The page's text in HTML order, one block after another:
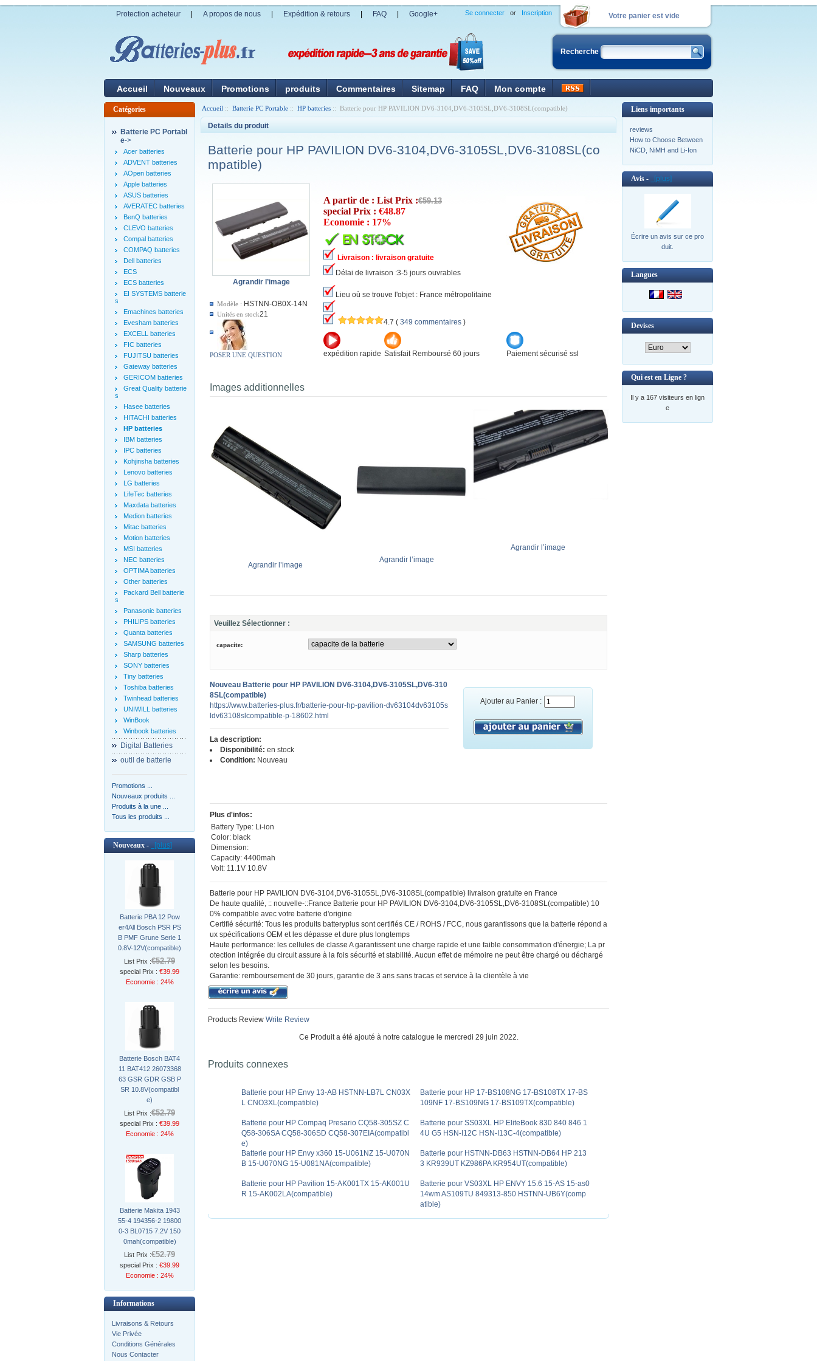
Protection acheteur A propos de nous Expédition & retours FAQ Google+ Votre panier est vide
Se connecter or Inscription
Recherche
Accueil Nouveaux Promotions produits Commentaires Sitemap FAQ Mon compte
Catégories
Batterie PC Portabl
e->
Acer batteries
ADVENT batteries
AOpen batteries
Apple batteries
ASUS batteries
AVERATEC batteries
BenQ batteries
CLEVO batteries
Compal batteries
COMPAQ batteries
Dell batteries
ECS
ECS batteries
EI SYSTEMS batterie
s
Emachines batteries
Evesham batteries
EXCELL batteries
FIC batteries
FUJITSU batteries
Gateway batteries
GERICOM batteries
Great Quality batterie
s
Hasee batteries
HITACHI batteries
HP batteries
IBM batteries
IPC batteries
Kohjinsha batteries
Lenovo batteries
LG batteries
LifeTec batteries
Maxdata batteries
Medion batteries
Mitac batteries
Motion batteries
MSI batteries
NEC batteries
OPTIMA batteries
Other batteries
Packard Bell batterie
s
Panasonic batteries
PHILIPS batteries
Quanta batteries
SAMSUNG batteries
Sharp batteries
SONY batteries
Tiny batteries
Toshiba batteries
Twinhead batteries
UNIWILL batteries
WinBook
Winbook batteries
Digital Batteries
outil de batterie
Promotions ...
Nouveaux produits ...
Produits à la une ...
Tous les produits ...
Nouveaux - [plus]
Batterie PBA 12 Pow
er4All Bosch PSR PS
B PMF Grune Serie 1
0.8V-12V(compatible)
List Prix :€52.79
special Prix : €39.99
Economie : 24%
Batterie Bosch BAT4
11 BAT412 26073368
63 GSR GDR GSB P
SR 10.8V(compatibl
e)
List Prix :€52.79
special Prix : €39.99
Economie : 24%
Batterie Makita 1943
55-4 194356-2 19800
0-3 BL0715 7.2V 150
0mah(compatible)
List Prix :€52.79
special Prix : €39.99
Economie : 24%
Informations
Livraisons & Retours
Vie Privée
Conditions Générales
Nous Contacter
Accueil :: Batterie PC Portable :: HP batteries :: Batterie pour HP PAVILION DV6-3104,DV6-3105SL,DV6-3108SL(compatible)
Details du produit
Batterie pour HP PAVILION DV6-3104,DV6-3105SL,DV6-3108SL(co
mpatible)
Agrandir l’image
Modèle : HSTNN-OB0X-14N
Unités en stock21
POSER UNE QUESTION
A partir de : List Prix :€59.13
special Prix : €48.87
Economie : 17%
Livraison : livraison gratuite
Délai de livraison :3-5 jours ouvrables
Lieu où se trouve l'objet : France métropolitaine
4.7 ( 349 commentaires )
expédition rapide Satisfait Remboursé 60 jours Paiement sécurisé ssl
Images additionnelles
Agrandir l’image
Agrandir l’image
Agrandir l’image
Veuillez Sélectionner :
capacite:
Ajouter au Panier :
Nouveau Batterie pour HP PAVILION DV6-3104,DV6-3105SL,DV6-310
8SL(compatible)
https://www.batteries-plus.fr/batterie-pour-hp-pavilion-dv63104dv63105s
ldv63108slcompatible-p-18602.html
La description:
Disponibilité: en stock
Condition: Nouveau
Plus d'infos:
Battery Type: Li-ion
Color: black
Dimension:
Capacity: 4400mah
Volt: 11.1V 10.8V
Batterie pour HP PAVILION DV6-3104,DV6-3105SL,DV6-3108SL(compatible) livraison gratuite en France
De haute qualité, :: nouvelle-::France Batterie pour HP PAVILION DV6-3104,DV6-3105SL,DV6-3108SL(compatible) 10
0% compatible avec votre batterie d'origine
Certifié sécurité: Tous les produits batteryplus sont certifiés CE / ROHS / FCC, nous garantissons que la batterie répond a
ux spécifications OEM et les dépasse et dure plus longtemps
Haute performance: les cellules de classe A garantissent une charge rapide et une faible consommation d'énergie; La pr
otection intégrée du circuit assure à la fois sécurité et stabilité. Aucun effet de mémoire ne peut être chargé ou déchargé
selon les besoins.
Garantie: remboursement de 30 jours, garantie de 3 ans sans tracas et service à la clientèle à vie
Products Review Write Review
Ce Produit a été ajouté à notre catalogue le mercredi 29 juin 2022.
Produits connexes
Batterie pour HP Envy 13-AB HSTNN-LB7L CN03X
L CNO3XL(compatible)
Batterie pour HP 17-BS108NG 17-BS108TX 17-BS
109NF 17-BS109NG 17-BS109TX(compatible)
Batterie pour HP Compaq Presario CQ58-305SZ C
Q58-306SA CQ58-306SD CQ58-307EIA(compatibl
e)
Batterie pour SS03XL HP EliteBook 830 840 846 1
4U G5 HSN-I12C HSN-I13C-4(compatible)
Batterie pour HP Envy x360 15-U061NZ 15-U070N
B 15-U070NG 15-U081NA(compatible)
Batterie pour HSTNN-DB63 HSTNN-DB64 HP 213
3 KR939UT KZ986PA KR954UT(compatible)
Batterie pour HP Pavilion 15-AK001TX 15-AK001U
R 15-AK002LA(compatible)
Batterie pour VS03XL HP ENVY 15.6 15-AS 15-as0
14wm AS109TU 849313-850 HSTNN-UB6Y(comp
atible)
Liens importants
reviews
How to Choose Between
NiCD, NiMH and Li-Ion
Avis - [plus]
Écrire un avis sur ce pro
duit.
Langues
Devises
Qui est en Ligne ?
Il y a 167 visiteurs en lign
e